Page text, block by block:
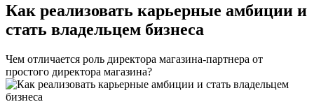
Как реализовать карьерные амбиции и
стать владельцем бизнеса
Чем отличается роль директора магазина-партнера от
простого директора магазина?